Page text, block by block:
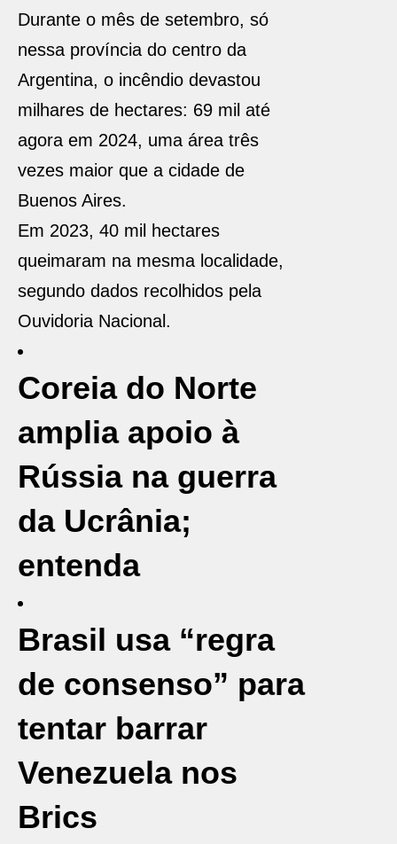
Durante o mês de setembro, só
nessa província do centro da
Argentina, o incêndio devastou
milhares de hectares: 69 mil até
agora em 2024, uma área três
vezes maior que a cidade de
Buenos Aires.
Em 2023, 40 mil hectares
queimaram na mesma localidade,
segundo dados recolhidos pela
Ouvidoria Nacional.
Coreia do Norte
amplia apoio à
Rússia na guerra
da Ucrânia;
entenda
Brasil usa “regra
de consenso” para
tentar barrar
Venezuela nos
Brics